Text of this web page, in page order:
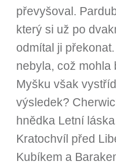
převyšoval.
který si už po
odmítal ji
nebyla, což mohla
Myšku však
výsledek?
hnědka Letní
Kratochvíl před
Kubíkem a